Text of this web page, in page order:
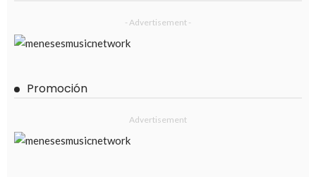
- Advertisement -
Promoción
Advertisement